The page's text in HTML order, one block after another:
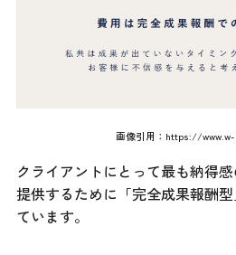
画像引用： https://
クライアントにとって最も納得
提供するために「完全成果報酬
ています。